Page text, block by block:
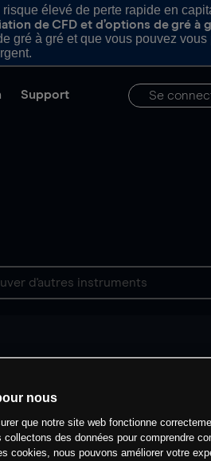
élevé de perte rapide en
de CFD et d’options de gré à
gré à gré et que vous pouvez
Support Se
nous
que notre site web fonctionne
des données pour comprendre
cookies, nous pouvons améliorer votre